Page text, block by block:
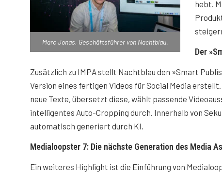
Marc Jonas, Geschäftsführer von Nachtblau.
hebt.
Der
Zusätzlich zu IMPA stellt Nachtblau den »Smart
Version eines fertigen Videos für Social Media
neue Texte, übersetzt diese, wählt passende
intelligentes Auto-Cropping durch. Innerhalb von
automatisch generiert durch KI.
Medialoopster 7: Die nächste Generation des Media
Ein weiteres Highlight ist die Einführung von